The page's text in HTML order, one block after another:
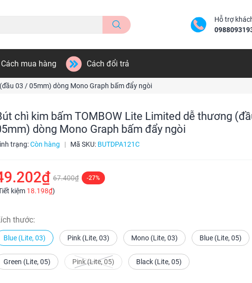
Hỗ trợ
Cách mua hàng Cách đổi trả
03 / 05mm) dòng Mono Graph bấm đẩy ngòi
chì kim bấm TOMBOW Lite Limited dễ thương
dòng Mono Graph bấm đẩy ngòi
trạng:Còn hàng | Mã SKU: BUTDPA121C
67.400₫ -27%
kiệm 18.198₫)
thước:
Blue (Lite, 03) Pink (Lite, 03) Mono (Lite, 03) Blue (Lite, 05)
Green (Lite, 05) Pink (Lite, 05) Black (Lite, 05)